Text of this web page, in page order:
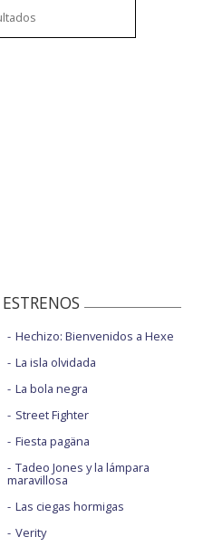
Hechizo: Bienvenidos a Hexe
La isla olvidada
La bola negra
Street Fighter
Fiesta pagäna
Tadeo Jones y la lámpara
maravillosa
Las ciegas hormigas
Verity